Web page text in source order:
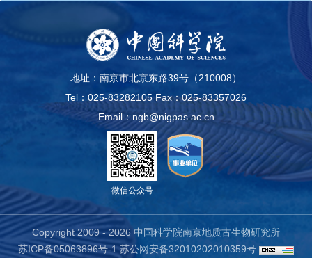
地址：南京市北京东路39号（210008）
Tel：025-83282105 Fax：025-83357026
Email：ngb@nigpas.ac.cn
微信公众号
Copyright 2009 -2026 中国科学院南京地质古生物研究所
苏ICP备05063896号-1 苏公网安备32010202010359号